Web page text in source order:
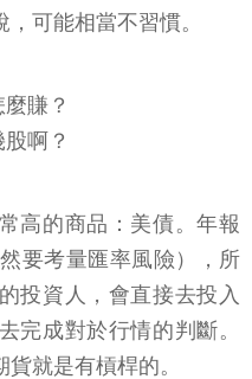
可能相當不習慣。
賺？
啊？
高的商品：美債。年報
要考量匯率風險），所
投資人，會直接去投入
完成對於行情的判斷。
就是有槓桿的。